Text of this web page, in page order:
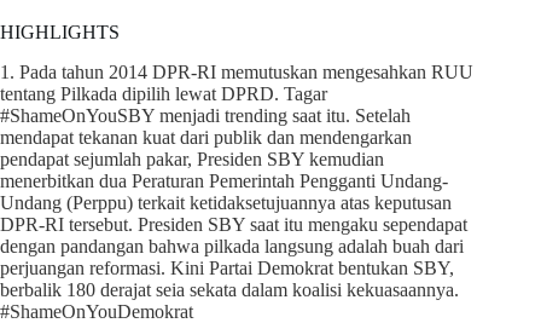
HIGHLIGHTS
1. Pada tahun 2014 DPR-RI memutuskan mengesahkan RUU
tentang Pilkada dipilih lewat DPRD. Tagar
#ShameOnYouSBY menjadi trending saat itu. Setelah
mendapat tekanan kuat dari publik dan mendengarkan
pendapat sejumlah pakar, Presiden SBY kemudian
menerbitkan dua Peraturan Pemerintah Pengganti Undang-
Undang (Perppu) terkait ketidaksetujuannya atas keputusan
DPR-RI tersebut. Presiden SBY saat itu mengaku sependapat
dengan pandangan bahwa pilkada langsung adalah buah dari
perjuangan reformasi. Kini Partai Demokrat bentukan SBY,
berbalik 180 derajat seia sekata dalam koalisi kekuasaannya.
#ShameOnYouDemokrat